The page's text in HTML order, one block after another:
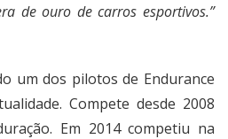
de ouro de carros esportivos.”
um dos pilotos de Endurance
Compete desde 2008
Em 2014 competiu na